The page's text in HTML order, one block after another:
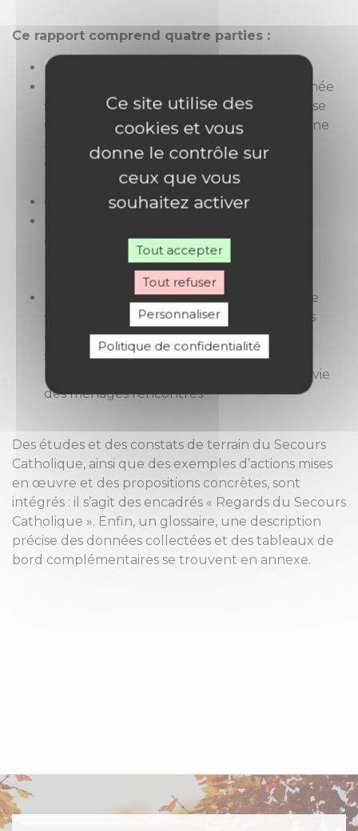
Ce rapport comprend quatre parties :
un résumé analytique ;
un dossier thématique qui porte cette année
sur les budgets des ménages durant la crise
Covid (étude décrite plus bas). Il intègre une
analyse du vécu de la part de personnes
concernées, rassemblées au sein de la
plateforme de mobilisation
citoyenne du Rhône ;
général de la CFDT, membre du Pacte du
pouvoir de vivre, qui réagit au rapport et
partage des pistes de réflexion ;
le profil général qui se fonde sur l’enquête
statistique annuelle et comprend 16 fiches
décrivant les caractéristiques
sociodémographiques, les situations face à
l’emploi et les ressources et conditions de vie
des ménages rencontrés.
Des études et des constats de terrain du Secours
Catholique, ainsi que des exemples d’actions mises
en œuvre et des propositions concrètes, sont
intégrés : il s’agit des encadrés « Regards du Secours
Catholique ». Enfin, un glossaire, une description
précise des données collectées et des tableaux de
bord complémentaires se trouvent en annexe.
Ce site utilise des
cookies et vous
donne le contrôle sur
ceux que vous
souhaitez activer
Tout accepter
Tout refuser
Personnaliser
Politique de confidentialité